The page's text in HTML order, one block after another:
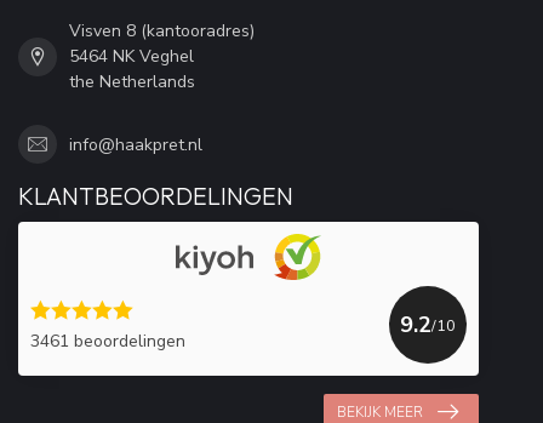
Visven 8 (kantooradres)
5464 NK Veghel
the Netherlands
info@haakpret.nl
KLANTBEOORDELINGEN
3461 beoordelingen
9.2/10
BEKIJK MEER